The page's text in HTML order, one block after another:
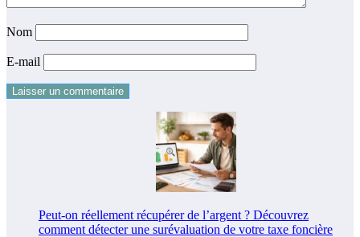
Nom
E-mail
Peut-on réellement récupérer de l’argent ? Découvrez
comment détecter une surévaluation de votre taxe foncière